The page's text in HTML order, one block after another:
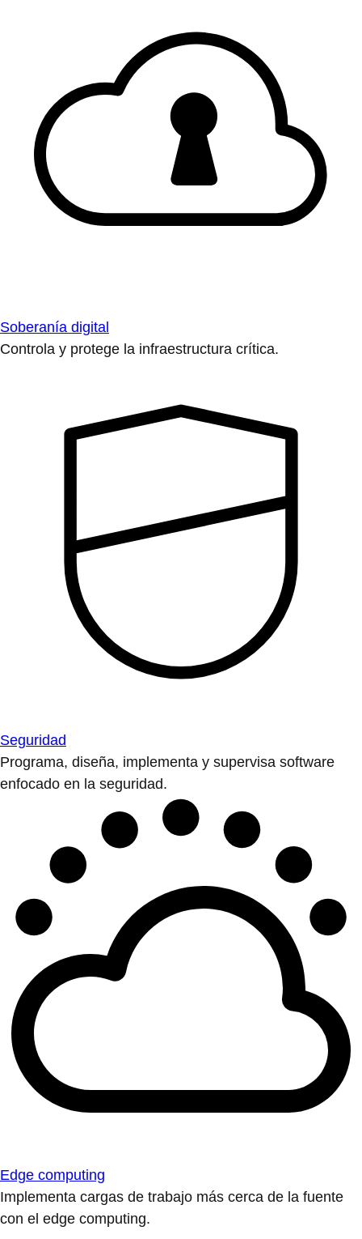
Soberanía digital
Controla y protege la infraestructura crítica.
Seguridad
Programa, diseña, implementa y supervisa software
enfocado en la seguridad.
Edge computing
Implementa cargas de trabajo más cerca de la fuente
con el edge computing.